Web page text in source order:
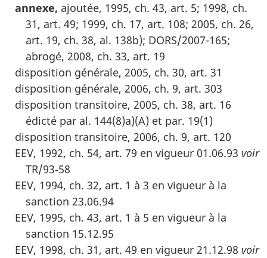
annexe, ajoutée, 1995, ch. 43, art. 5; 1998, ch.
31, art. 49; 1999, ch. 17, art. 108; 2005, ch. 26,
art. 19, ch. 38, al. 138b); DORS/2007-165;
abrogé, 2008, ch. 33, art. 19
disposition générale, 2005, ch. 30, art. 31
disposition générale, 2006, ch. 9, art. 303
disposition transitoire, 2005, ch. 38, art. 16
édicté par al. 144(8)a)(A) et par. 19(1)
disposition transitoire, 2006, ch. 9, art. 120
EEV, 1992, ch. 54, art. 79 en vigueur 01.06.93 voir
TR/93‑58
EEV, 1994, ch. 32, art. 1 à 3 en vigueur à la
sanction 23.06.94
EEV, 1995, ch. 43, art. 1 à 5 en vigueur à la
sanction 15.12.95
EEV, 1998, ch. 31, art. 49 en vigueur 21.12.98 voir